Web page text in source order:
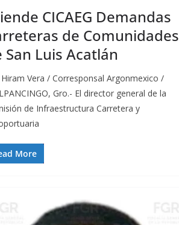
CICAEG Demandas
de Comunidades
San Luis Acatlán
Vera / Corresponsal Argonmexico /
Gro.- El director general de la
de Infraestructura Carretera y
More